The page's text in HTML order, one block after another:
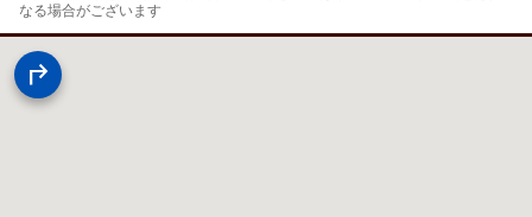
なる場合がございます